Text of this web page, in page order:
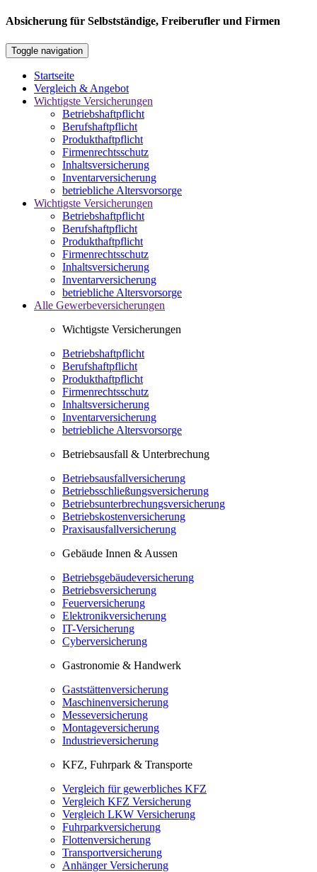
Absicherung für Selbstständige, Freiberufler und Firmen
Toggle navigation
Startseite
Vergleich & Angebot
Wichtigste Versicherungen
Betriebshaftpflicht
Berufshaftpflicht
Produkthaftpflicht
Firmenrechtsschutz
Inhaltsversicherung
Inventarversicherung
betriebliche Altersvorsorge
Wichtigste Versicherungen
Betriebshaftpflicht
Berufshaftpflicht
Produkthaftpflicht
Firmenrechtsschutz
Inhaltsversicherung
Inventarversicherung
betriebliche Altersvorsorge
Alle Gewerbeversicherungen
Wichtigste Versicherungen
Betriebshaftpflicht
Berufshaftpflicht
Produkthaftpflicht
Firmenrechtsschutz
Inhaltsversicherung
Inventarversicherung
betriebliche Altersvorsorge
Betriebsausfall & Unterbrechung
Betriebsausfallversicherung
Betriebsschließungsversicherung
Betriebsunterbrechungsversicherung
Betriebskostenversicherung
Praxisausfallversicherung
Gebäude Innen & Aussen
Betriebsgebäudeversicherung
Betriebsversicherung
Feuerversicherung
Elektronikversicherung
IT-Versicherung
Cyberversicherung
Gastronomie & Handwerk
Gaststättenversicherung
Maschinenversicherung
Messeversicherung
Montageversicherung
Industrieversicherung
KFZ, Fuhrpark & Transporte
Vergleich für gewerbliches KFZ
Vergleich KFZ Versicherung
Vergleich LKW Versicherung
Fuhrparkversicherung
Flottenversicherung
Transportversicherung
Anhänger Versicherung